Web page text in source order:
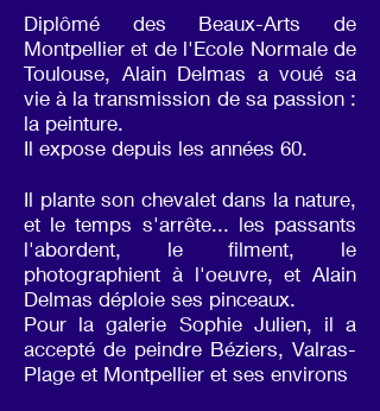
Diplômé des Beaux-Arts de
Montpellier et de l'Ecole Normale de
Toulouse, Alain Delmas a voué sa
vie à la transmission de sa passion :
la peinture.
Il expose depuis les années 60.
Il plante son chevalet dans la nature,
et le temps s'arrête... les passants
l'abordent, le filment, le
photographient à l'oeuvre, et Alain
Delmas déploie ses pinceaux.
Pour la galerie Sophie Julien, il a
accepté de peindre Béziers, Valras-
Plage et Montpellier et ses environs